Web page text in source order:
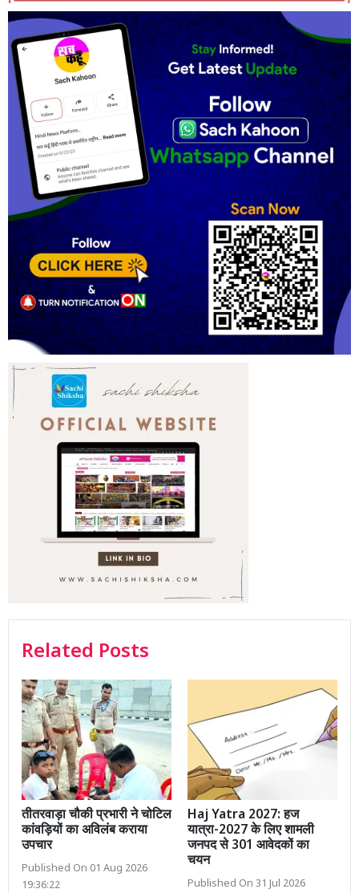
Related Posts
तीतरवाड़ा चौकी प्रभारी ने चोटिल
कांवड़ियों का अविलंब कराया
उपचार
Published On 01 Aug 2026
19:36:22
Haj Yatra 2027: हज
यात्रा-2027 के लिए शामली
जनपद से 301 आवेदकों का
चयन
Published On 31 Jul 2026